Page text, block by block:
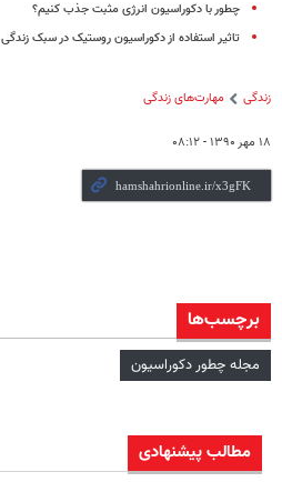
چطور با دکوراسیون انرژی مثبت جذب کنیم؟
تاثیر استفاده از دکوراسیون روستیک در سبک زندگی
برچسب‌ها
مجله چطور دکوراسیون
زندگی مهارت‌های زندگی
۱۸ مهر ۱۳۹۰ - ۰۸:۱۲
مطالب پیشنهادی